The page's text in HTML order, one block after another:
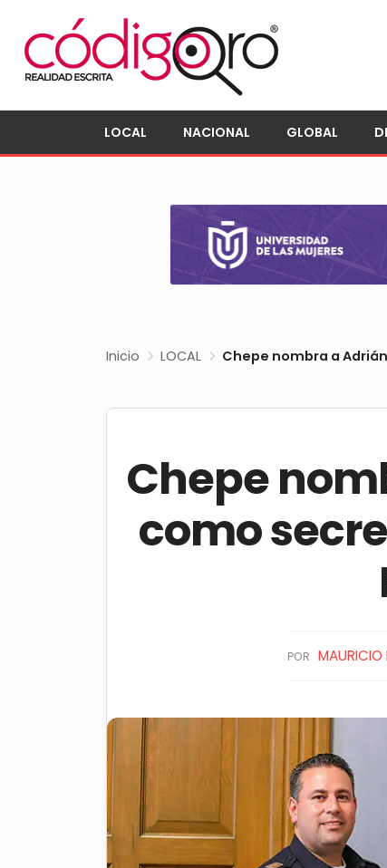
LOCAL NACIONAL GLOBAL
Inicio LOCAL Chepe nombra a
Chepe
como
POR MAURICIO